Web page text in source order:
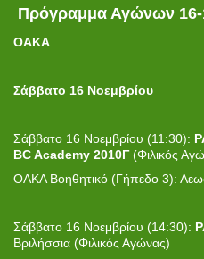
Πρόγραμμα Αγώνων 16-
OAKA
Σάββατο 16 Νοεμβρίου
Σάββατο 16 Νοεμβρίου (11:30):
BC Academy 2010Γ(Φιλικός
ΟΑΚΑ Βοηθητικό (Γήπεδο 3):
Σάββατο 16 Νοεμβρίου (14:30):
Βριλήσσια (Φιλικός Αγώνας)